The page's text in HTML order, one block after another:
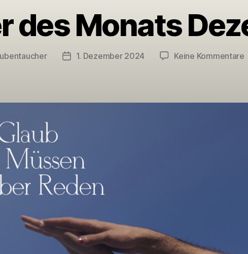
des Monats
Veröffentlichungsdatum
1. Dezember 2024 Keine Kommentarezu